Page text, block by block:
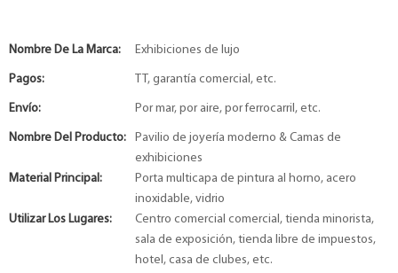
Nombre De La Marca: Exhibiciones de lujo
Pagos: TT, garantía comercial, etc.
Envío: Por mar, por aire, por ferrocarril, etc.
Nombre Del Producto:
Pavilio de joyería moderno & Camas de
exhibiciones
Material Principal:
Porta multicapa de pintura al horno, acero
inoxidable, vidrio
Utilizar Los Lugares:
Centro comercial comercial, tienda minorista,
sala de exposición, tienda libre de impuestos,
hotel, casa de clubes, etc.